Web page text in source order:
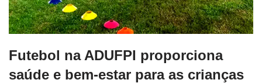
Futebol na ADUFPI proporciona
saúde e bem-estar para as crianças